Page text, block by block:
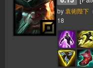
by 袁術陛下
18